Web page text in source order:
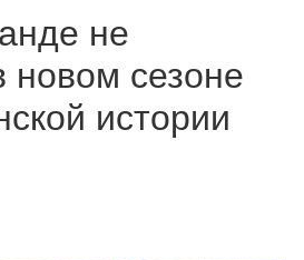
не
новом сезоне
истории